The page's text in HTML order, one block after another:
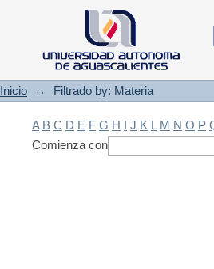
Filtrado by:
Inicio → Filtrado by: Materia
A B C D E F G H I J K L M N O P
Comienza con